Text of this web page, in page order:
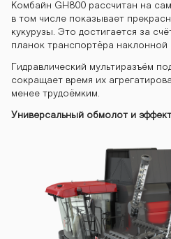
Комбайн GH800 рассчитан на
в том числе показывает
кукурузы. Это достигается за
планок транспортёра наклонной
Гидравлический мультиразъём
сокращает время их
менее трудоёмким.
Универсальный обмолот и